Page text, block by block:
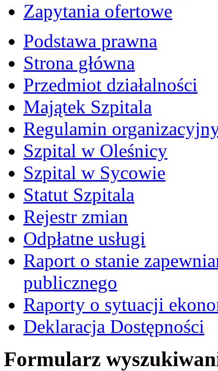
Zapytania ofertowe
Podstawa prawna
Strona główna
Przedmiot działalności
Majątek Szpitala
Regulamin
Szpital w Oleśnicy
Szpital w Sycowie
Statut Szpitala
Rejestr zmian
Odpłatne usługi
Raport o stanie
publicznego
Raporty o sytuacji
Deklaracja Dostępności
Formularz